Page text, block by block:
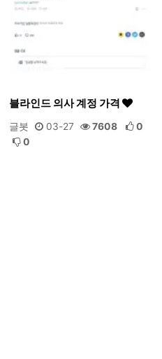
블라인드 의사 계정 가격
글봇 03-27 7608
0
0